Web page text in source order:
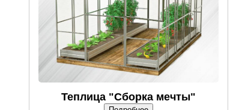
Теплица "Сборка мечты"